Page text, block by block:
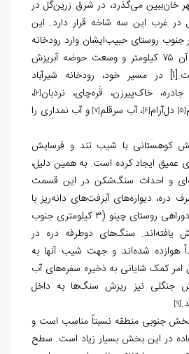
خان‌ببین می‌گذرد، در شرق زرين‌گل در
در غرب این سه شاخه قرار دارد. این
جنوب روستای حبیب‌ایشان وارد رودخانه
گرگان‌رود می‌شود. طول آن ۷۵ کیلومتر و وسعت حوضه آبریزش
۷۵۰ کیلومتر مربع است.[1] در مسیر خود، رودخانه شیرآباد
خاک‌پیرزن، قَره‌چای، نردبان[2] ،
[5] دل‌آرام[6] ، آب سرقلم[7]
و آب نمداری را
کوهستانی با شیب تند و فرسایش
عمیق ایجاد کرده است. به همین دلیل،
و احداث سنگ‌شکن در این قسمت
دره، دیواره‌های آبرفت‌های دانه‌ریز با
مقدار ماسه بسیار کم تا دوراهی روستای چینو (۳ کیلومتری جنوب
یافته‌اند. سنگ‌های دوطرفه دره در
هوازده شده‌اند و جهت شیب آنها به
کمک شایانی به ذخیره سفره‌های آب
جنگلی نیز ریزش سنگ‌ها به داخل
[9]
جنوبی منطقه نسبتاً مناسب است و
در این بخش بسیار زیاد است. سطح